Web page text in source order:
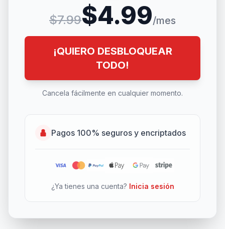
$7.99$4.99/mes
¡QUIERO DESBLOQUEAR
TODO!
Cancela fácilmente en cualquier momento.
Pagos 100% seguros y encriptados
¿Ya tienes una cuenta? Inicia sesión